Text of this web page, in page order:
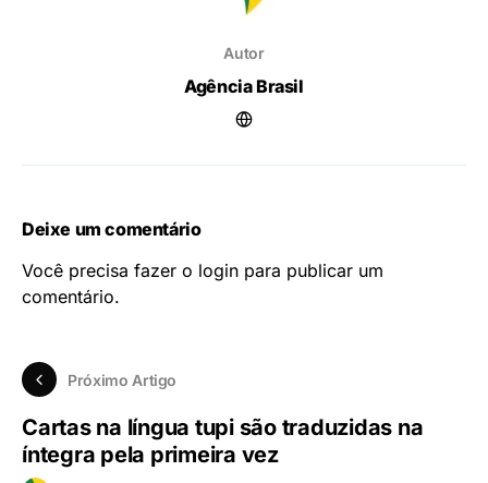
Autor
Agência Brasil
Deixe um comentário
Você precisa fazer o login para publicar um
comentário.
Próximo Artigo
Cartas na língua tupi são traduzidas na
íntegra pela primeira vez